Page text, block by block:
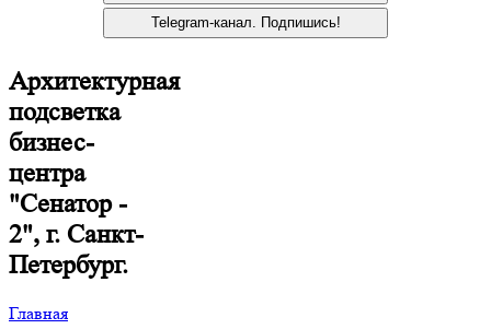
Telegram-канал. Подпишись!
Архитектурная
подсветка
бизнес-
центра
"Сенатор -
2", г. Санкт-
Петербург.
Главная